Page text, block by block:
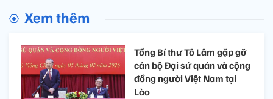
Xem thêm
Tổng Bí thư Tô Lâm gặp gỡ
cán bộ Đại sứ quán và cộng
đồng người Việt Nam tại
Lào